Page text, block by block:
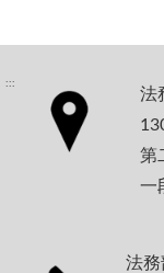
:::
法
第
一
法務